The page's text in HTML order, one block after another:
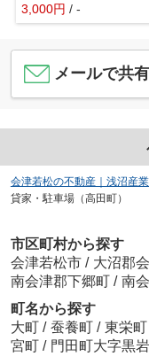
3,000円 / -
メールで共
会津若松の不動産｜浅沼産
貸家・駐車場（高田町）
市区町村から探す
会津若松市 / 大沼郡
南会津郡下郷町 / 南
町名から探す
大町 / 蚕養町 / 東栄町
宮町 / 門田町大字黒岩